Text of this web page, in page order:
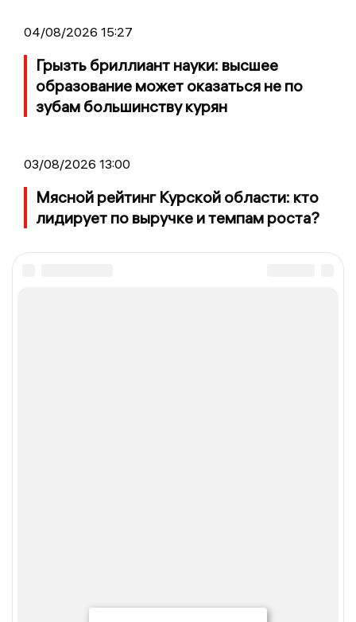
04/08/2026 15:27
Грызть бриллиант науки: высшее
образование может оказаться не по
зубам большинству курян
03/08/2026 13:00
Мясной рейтинг Курской области: кто
лидирует по выручке и темпам роста?